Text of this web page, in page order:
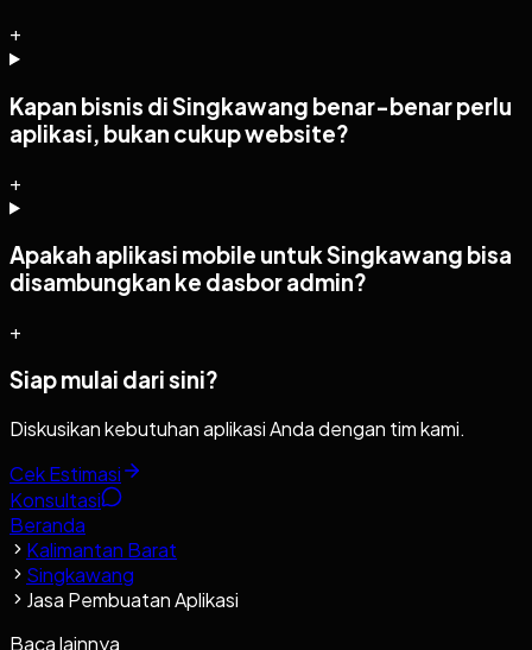
+
Kapan bisnis di Singkawang benar-benar perlu
aplikasi, bukan cukup website?
+
Apakah aplikasi mobile untuk Singkawang bisa
disambungkan ke dasbor admin?
+
Siap mulai dari sini?
Diskusikan kebutuhan aplikasi Anda dengan tim kami.
Cek Estimasi
Konsultasi
Beranda
Kalimantan Barat
Singkawang
Jasa Pembuatan Aplikasi
Baca lainnya